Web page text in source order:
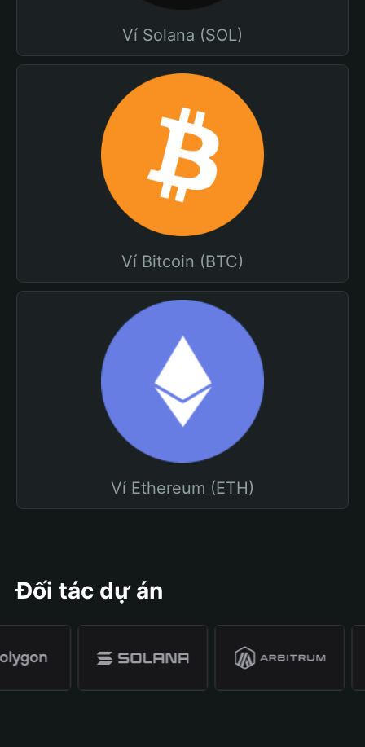
Ví Solana (SOL)
Ví Bitcoin (BTC)
Ví Ethereum (ETH)
Đối tác dự án